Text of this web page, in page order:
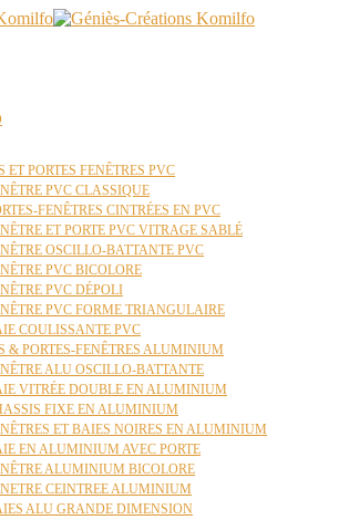
ET PORTES FENÊTRES PVC
PVC CLASSIQUE
FENÊTRES CINTRÉES EN PVC
ET PORTE PVC VITRAGE SABLÉ
OSCILLO-BATTANTE PVC
PVC BICOLORE
PVC DÉPOLI
PVC FORME TRIANGULAIRE
COULISSANTE PVC
& PORTES-FENÊTRES ALUMINIUM
ALU OSCILLO-BATTANTE
VITRÉE DOUBLE EN ALUMINIUM
FIXE EN ALUMINIUM
ET BAIES NOIRES EN ALUMINIUM
EN ALUMINIUM AVEC PORTE
ALUMINIUM BICOLORE
CEINTREE ALUMINIUM
ALU GRANDE DIMENSION